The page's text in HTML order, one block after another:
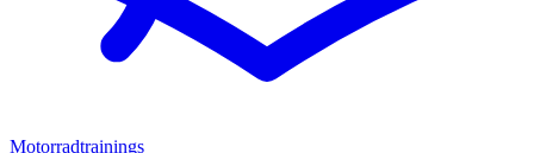
Motorradtrainings